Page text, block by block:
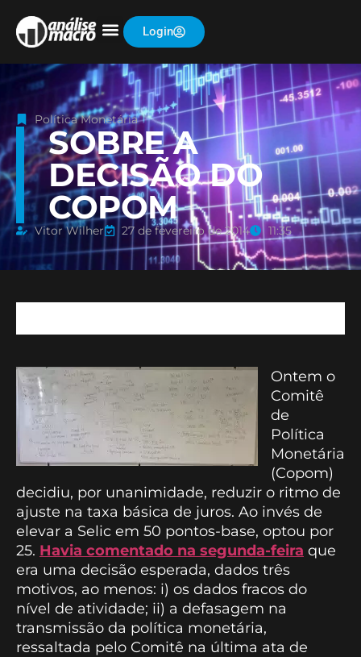
Login
Política Monetária
SOBRE A
DECISÃO DO
COPOM
Vitor Wilher 27 de fevereiro de 2014 11:35
Ontem o
Comitê
de
Política
Monetária
(Copom)
decidiu, por unanimidade, reduzir o ritmo de
ajuste na taxa básica de juros. Ao invés de
elevar a Selic em 50 pontos-base, optou por
25. Havia comentado na segunda-feira que
era uma decisão esperada, dados três
motivos, ao menos: i) os dados fracos do
nível de atividade; ii) a defasagem na
transmissão da política monetária,
ressaltada pelo Comitê na última ata de